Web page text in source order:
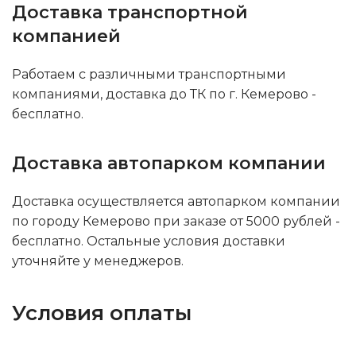
Доставка транспортной
компанией
Работаем с различными транспортными
компаниями, доставка до ТК по г. Кемерово -
бесплатно.
Доставка автопарком компании
Доставка осуществляется автопарком компании
по городу Кемерово при заказе от 5000 рублей -
бесплатно. Остальные условия доставки
уточняйте у менеджеров.
Условия оплаты